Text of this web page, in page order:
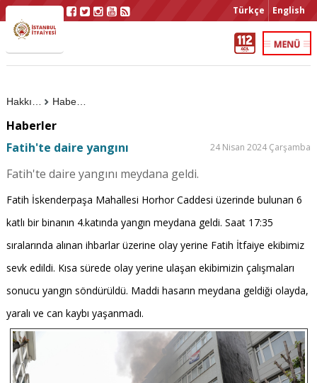
Türkçe English
Haberler
Haberler
Fatih'te daire yangını
24 Nisan 2024 Çarşamba
Fatih'te daire yangını meydana geldi.
Fatih İskenderpaşa Mahallesi Horhor Caddesi üzerinde bulunan 6
katlı bir binanın 4.katında yangın meydana geldi. Saat 17:35
sıralarında alınan ihbarlar üzerine olay yerine Fatih İtfaiye ekibimiz
sevk edildi. Kısa sürede olay yerine ulaşan ekibimizin çalışmaları
sonucu yangın söndürüldü. Maddi hasarın meydana geldiği olayda,
yaralı ve can kaybı yaşanmadı.